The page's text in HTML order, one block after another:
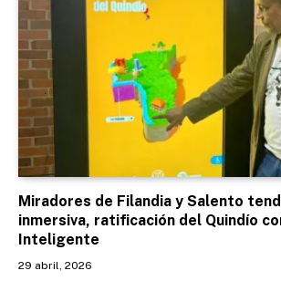
Miradores de Filandia y Salento
inmersiva, ratificación del Quindío
Inteligente
29 abril, 2026